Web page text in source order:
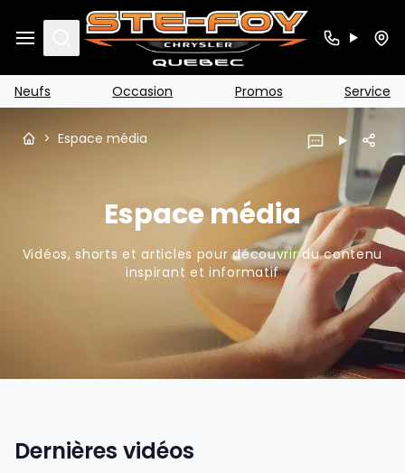
Search
Neufs Occasion Promos Service
> Espace média
Espace média
Vidéos, shorts et articles pour découvrir du contenu
inspirant et informatif
Dernières vidéos